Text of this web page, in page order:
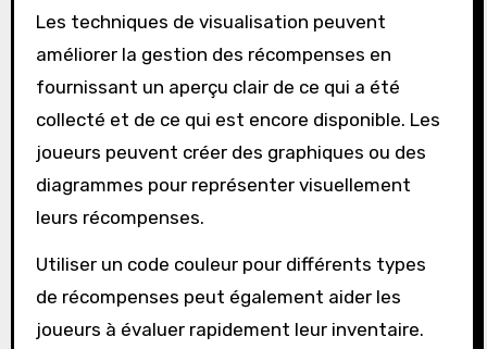
Les techniques de visualisation peuvent
améliorer la gestion des récompenses en
fournissant un aperçu clair de ce qui a été
collecté et de ce qui est encore disponible. Les
joueurs peuvent créer des graphiques ou des
diagrammes pour représenter visuellement
leurs récompenses.
Utiliser un code couleur pour différents types
de récompenses peut également aider les
joueurs à évaluer rapidement leur inventaire.